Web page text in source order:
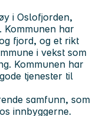
i Oslofjorden,
Kommunen har
fjord, og et rikt
i vekst som
Kommunen har
tjenester til
samfunn, som
innbyggerne.